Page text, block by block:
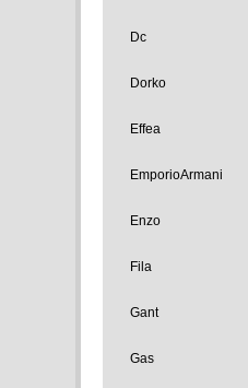
Dc
Dorko
Effea
EmporioArmani
Enzo
Fila
Gant
Gas